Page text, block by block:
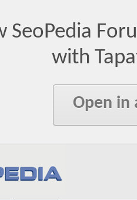
SeoPedia
with
Open in